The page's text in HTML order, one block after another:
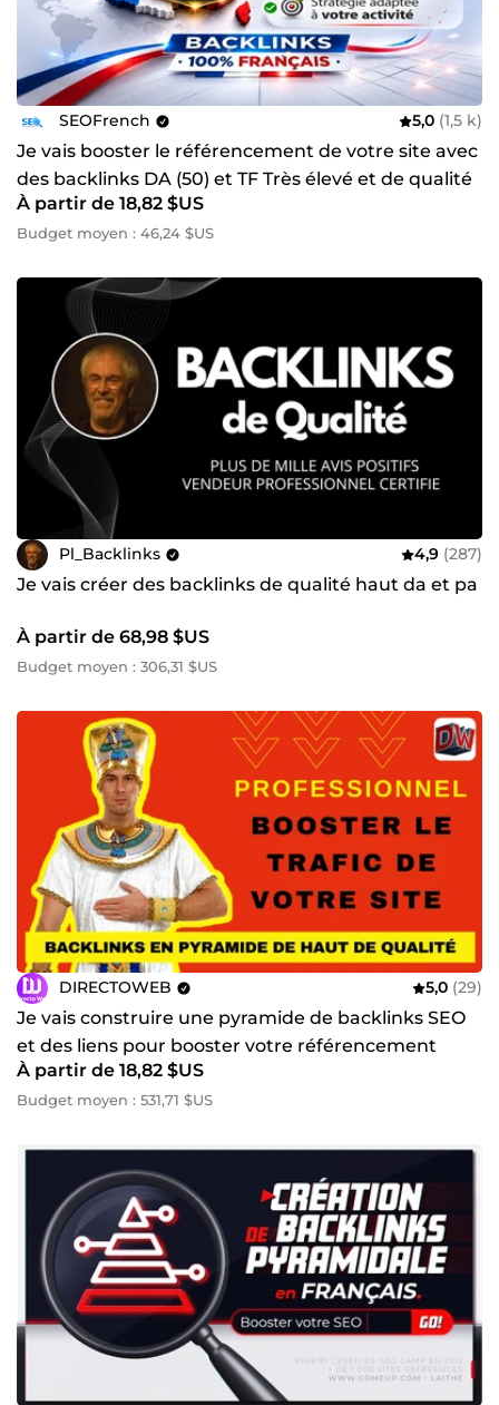
SEOFrench 5,0 (1,5 k)
Je vais booster le référencement de votre site avec
des backlinks DA (50) et TF Très élevé et de qualité
À partir de 18,82 $US
Budget moyen : 46,24 $US
Pl_Backlinks 4,9 (287)
Je vais créer des backlinks de qualité haut da et pa
À partir de 68,98 $US
Budget moyen : 306,31 $US
DIRECTOWEB 5,0 (29)
Je vais construire une pyramide de backlinks SEO
et des liens pour booster votre référencement
Google
À partir de 18,82 $US
Budget moyen : 531,71 $US